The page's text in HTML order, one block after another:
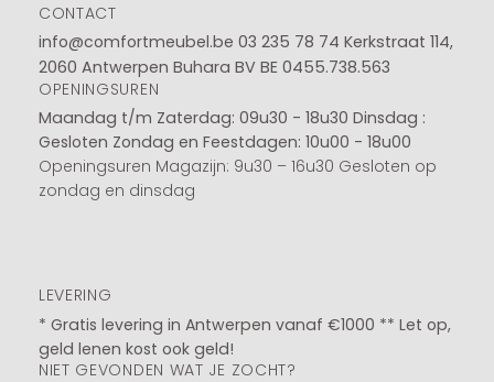
CONTACT
info@comfortmeubel.be 03 235 78 74 Kerkstraat 114,
2060 Antwerpen Buhara BV BE 0455.738.563
OPENINGSUREN
Maandag t/m Zaterdag: 09u30 - 18u30 Dinsdag :
Gesloten Zondag en Feestdagen: 10u00 - 18u00
Openingsuren Magazijn: 9u30 – 16u30 Gesloten op
zondag en dinsdag
LEVERING
* Gratis levering in Antwerpen vanaf €1000 ** Let op,
geld lenen kost ook geld!
NIET GEVONDEN WAT JE ZOCHT?